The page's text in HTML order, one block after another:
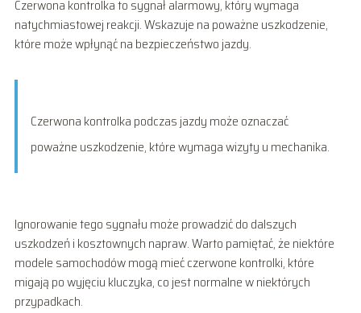
Czerwona kontrolka to sygnał alarmowy, który wymaga
natychmiastowej reakcji. Wskazuje na poważne uszkodzenie,
które może wpłynąć na bezpieczeństwo jazdy.
Czerwona kontrolka podczas jazdy może oznaczać
poważne uszkodzenie, które wymaga wizyty u mechanika.
Ignorowanie tego sygnału może prowadzić do dalszych
uszkodzeń i kosztownych napraw. Warto pamiętać, że niektóre
modele samochodów mogą mieć czerwone kontrolki, które
migają po wyjęciu kluczyka, co jest normalne w niektórych
przypadkach.